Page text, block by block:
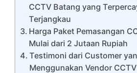
CCTV Batang yang
Terjangkau
Harga Paket Pemasangan
Mulai dari 2 Jutaan Rupiah
Testimoni dari Customer
Menggunakan Vendor